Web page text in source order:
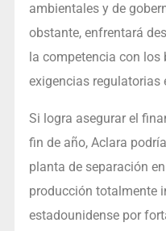
ambientales y de
obstante, enfrentará
la competencia con
exigencias regulatorias
Si logra asegurar el
fin de año, Aclara
planta de separación
producción totalmente
estadounidense por